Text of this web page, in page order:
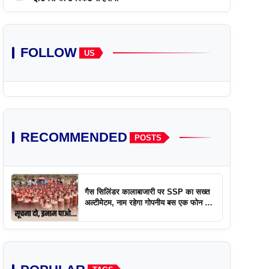
FOLLOW US
RECOMMENDED POSTS
गैस सिलिंडर कालाबाजारी पर SSP का सख्त
अल्टीमेटम, नाम रहेगा गोपनीय बस एक फोन पर